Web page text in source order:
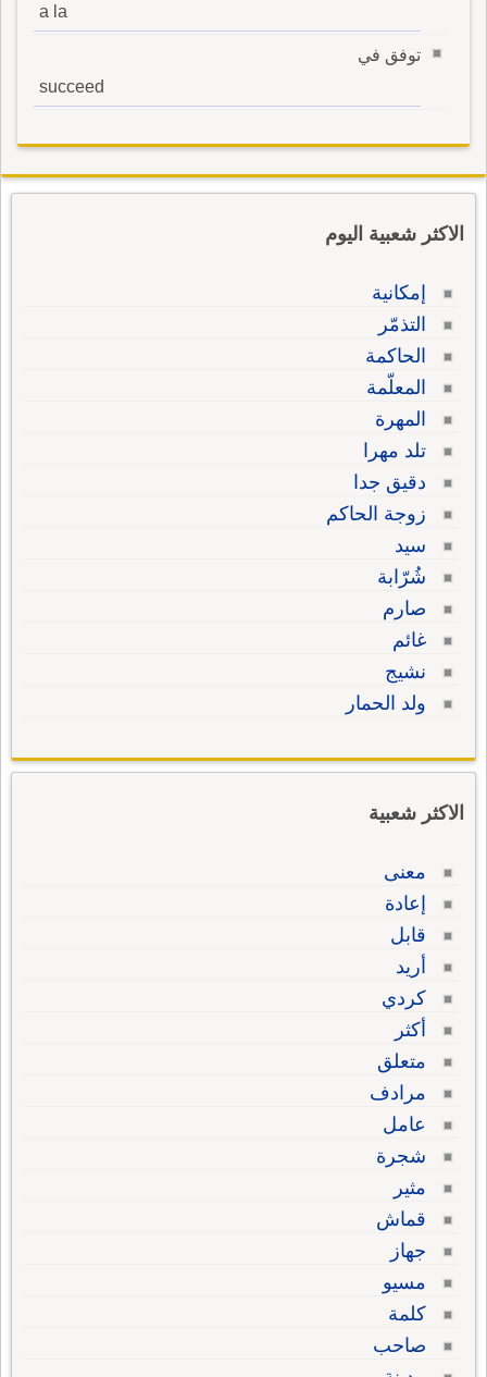
a la
توفق في
succeed
الاكثر شعبية اليوم
إمكانية
التذمّر
الحاكمة
المعلّمة
المهرة
تلد مهرا
دقيق جدا
زوجة الحاكم
سيد
شُرّابة
صارم
غائم
نشيج
ولد الحمار
الاكثر شعبية
معنى
إعادة
قابل
أريد
كردي
أكثر
متعلق
مرادف
عامل
شجرة
مثير
قماش
جهاز
مسيو
كلمة
صاحب